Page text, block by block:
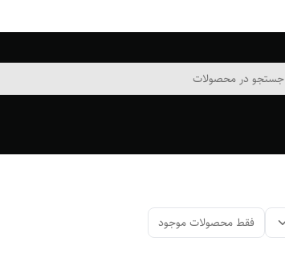
جستجو در محصولات
فقط محصولات موجود